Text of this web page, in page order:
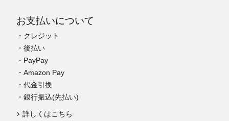
お支払いについて
・クレジット
・後払い
・PayPay
・Amazon Pay
・代金引換
・銀行振込(先払い)
詳しくはこちら